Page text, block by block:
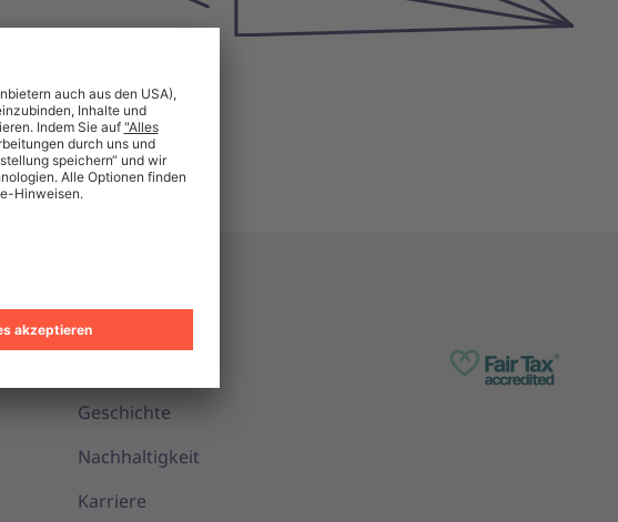
Unternehmen
Geschichte
Nachhaltigkeit
Karriere